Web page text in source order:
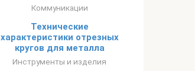
Коммуникации
Технические
характеристики отрезных
кругов для металла
Инструменты и изделия